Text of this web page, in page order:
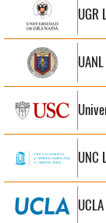
UGR
UNC